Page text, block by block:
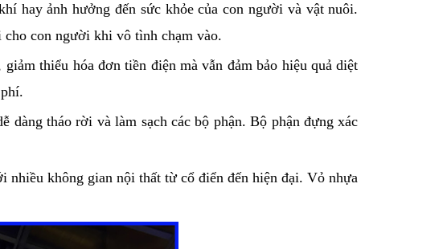
hay ảnh hưởng đến sức khỏe của con người và vật nuôi.
con người khi vô tình chạm vào.
thiểu hóa đơn tiền điện mà vẫn đảm bảo hiệu quả diệt
dàng tháo rời và làm sạch các bộ phận. Bộ phận đựng xác
không gian nội thất từ cổ điển đến hiện đại. Vỏ nhựa